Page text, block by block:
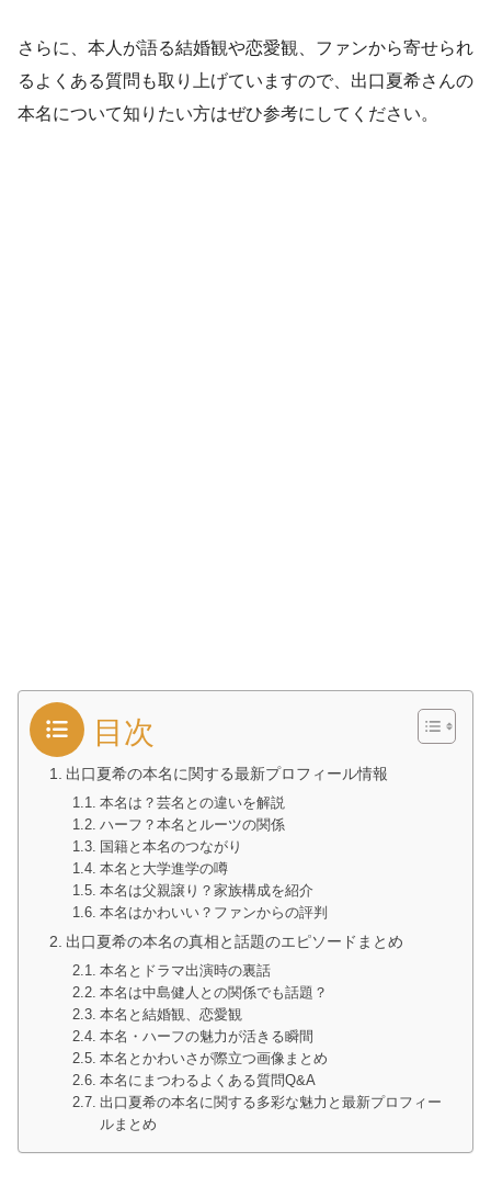
さらに、本人が語る結婚観や恋愛観、ファンから寄せられ
るよくある質問も取り上げていますので、出口夏希さんの
本名について知りたい方はぜひ参考にしてください。
目次
出口夏希の本名に関する最新プロフィール情報
本名は？芸名との違いを解説
ハーフ？本名とルーツの関係
国籍と本名のつながり
本名と大学進学の噂
本名は父親譲り？家族構成を紹介
本名はかわいい？ファンからの評判
出口夏希の本名の真相と話題のエピソードまとめ
本名とドラマ出演時の裏話
本名は中島健人との関係でも話題？
本名と結婚観、恋愛観
本名・ハーフの魅力が活きる瞬間
本名とかわいさが際立つ画像まとめ
本名にまつわるよくある質問Q&A
出口夏希の本名に関する多彩な魅力と最新プロフィー
ルまとめ